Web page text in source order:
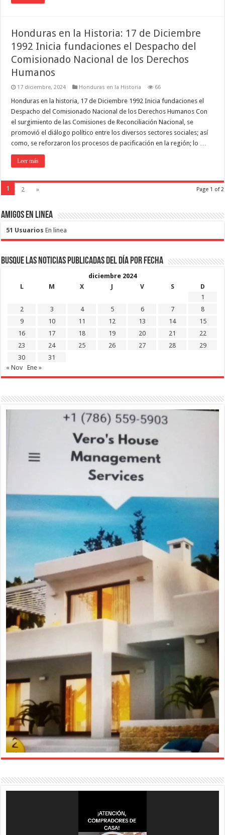
Honduras en la Historia: 17 de Diciembre
1992 Inicia fundaciones el Despacho del
Comisionado Nacional de los Derechos
Humanos
17 diciembre, 2024 Honduras en la Historia 66
Honduras en la historia, 17 de Diciembre 1992 Inicia fundaciones el
Despacho del Comisionado Nacional de los Derechos Humanos Con
el surgimiento de las Comisiones de Reconciliación Nacional, se
promovió el diálogo político entre los diversos sectores sociales; así
como, se reforzaron los procesos de pacificación en la región; lo …
Leer más
Page 1 of 2
1 2 »
Amigos en Linea
51 Usuarios En linea
Busque las noticias publicadas del día por fecha
diciembre 2024
L
M X J V S
D
1
2
3 4 5 6 7
8
9
10 11 12 13 14
15
16
17 18 19 20 21
22
23
24 25 26 27 28
29
30
31
« Nov
Ene »